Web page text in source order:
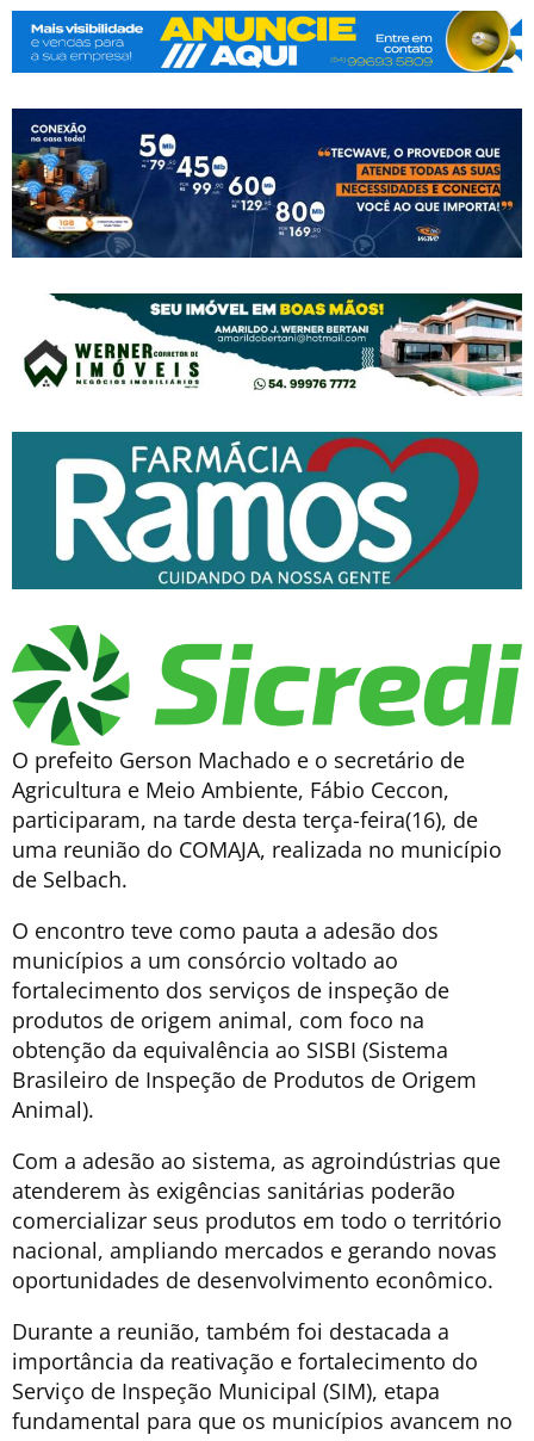
O prefeito Gerson Machado e o secretário de
Agricultura e Meio Ambiente, Fábio Ceccon,
participaram, na tarde desta terça-feira(16), de
uma reunião do COMAJA, realizada no município
de Selbach.
O encontro teve como pauta a adesão dos
municípios a um consórcio voltado ao
fortalecimento dos serviços de inspeção de
produtos de origem animal, com foco na
obtenção da equivalência ao SISBI (Sistema
Brasileiro de Inspeção de Produtos de Origem
Animal).
Com a adesão ao sistema, as agroindústrias que
atenderem às exigências sanitárias poderão
comercializar seus produtos em todo o território
nacional, ampliando mercados e gerando novas
oportunidades de desenvolvimento econômico.
Durante a reunião, também foi destacada a
importância da reativação e fortalecimento do
Serviço de Inspeção Municipal (SIM), etapa
fundamental para que os municípios avancem no